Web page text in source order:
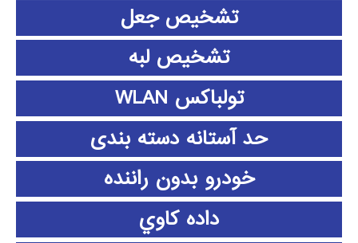
تشخیص جعل
تشخیص لبه
تولباکس WLAN
حد آستانه دسته بندی
خودرو بدون راننده
داده كاوي